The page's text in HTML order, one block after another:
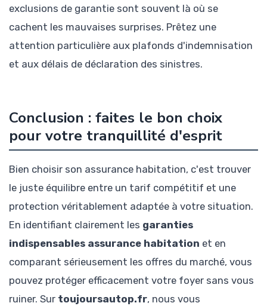
exclusions de garantie sont souvent là où se
cachent les mauvaises surprises. Prêtez une
attention particulière aux plafonds d'indemnisation
et aux délais de déclaration des sinistres.
Conclusion : faites le bon choix
pour votre tranquillité d'esprit
Bien choisir son assurance habitation, c'est trouver
le juste équilibre entre un tarif compétitif et une
protection véritablement adaptée à votre situation.
En identifiant clairement les garanties
indispensables assurance habitation et en
comparant sérieusement les offres du marché, vous
pouvez protéger efficacement votre foyer sans vous
ruiner. Sur toujoursautop.fr, nous vous